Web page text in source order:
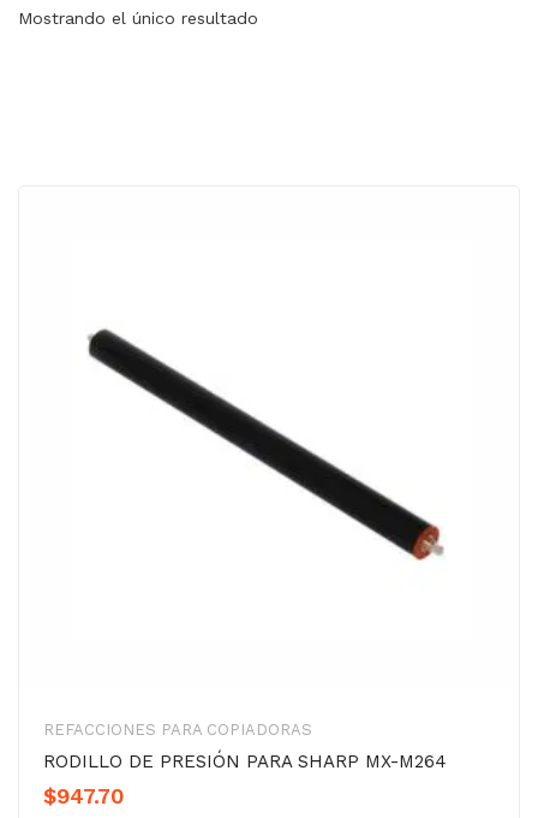
Mostrando el único resultado
REFACCIONES PARA COPIADORAS
RODILLO DE PRESIÓN PARA SHARP MX-M264
$947.70